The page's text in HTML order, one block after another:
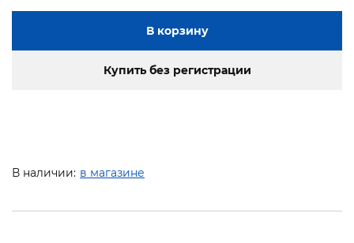
В корзину
Купить без регистрации
В наличии: в магазине